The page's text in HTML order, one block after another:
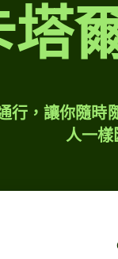
行，讓你隨時
人一樣